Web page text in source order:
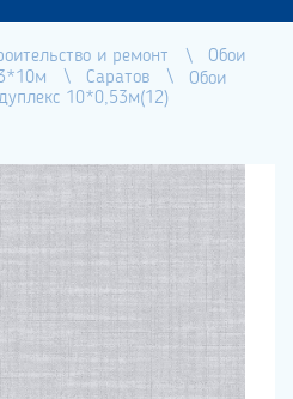
и ремонт
Обои
Саратов
Обои
10*0,53м(12)